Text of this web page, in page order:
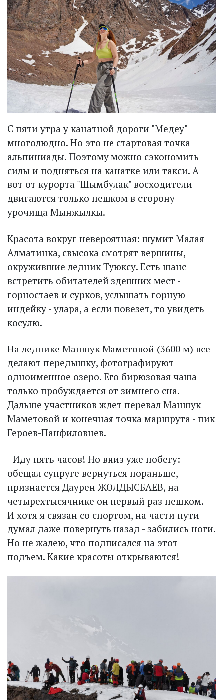
С пяти утра у канатной дороги "Медеу"
многолюдно. Но это не стартовая точка
альпиниады. Поэтому можно сэкономить
силы и подняться на канатке или такси. А
вот от курорта "Шымбулак" восходители
двигаются только пешком в сторону
урочища Мынжылкы.
Красота вокруг невероятная: шумит Малая
Алматинка, свысока смотрят вершины,
окружившие ледник Туюксу. Есть шанс
встретить обитателей здешних мест -
горностаев и сурков, услышать горную
индейку - улара, а если повезет, то увидеть
косулю.
На леднике Маншук Маметовой (3600 м) все
делают передышку, фотографируют
одноименное озеро. Его бирюзовая чаша
только пробуждается от зимнего сна.
Дальше участников ждет перевал Маншук
Маметовой и конечная точка маршрута - пик
Героев-Панфиловцев.
- Иду пять часов! Но вниз уже побегу:
обещал супруге вернуться пораньше, -
признается Даурен ЖОЛДЫСБАЕВ, на
четырехтысячнике он первый раз пешком. -
И хотя я связан со спортом, на части пути
думал даже повернуть назад - забились ноги.
Но не жалею, что подписался на этот
подъем. Какие красоты открываются!